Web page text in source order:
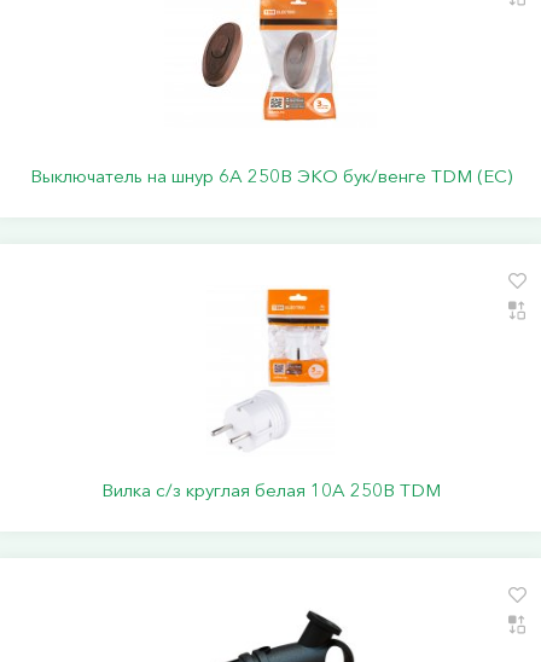
Выключатель на шнур 6А 250В ЭКО бук/венге TDM (ЕС)
Вилка с/з круглая белая 10А 250В TDM